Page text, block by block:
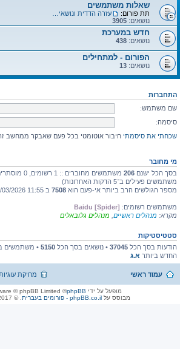
שאלות משתמשים
תת פורום:
נושאים: 3905
חדש במערכת
נושאים: 438
הפורום - למתחילים
נושאים: 13
התחברות
שם משתמש:
סיסמה:
שכחתי את סיסמתי חיבור אוטומטי בכל פעם שאבקר ממחשב
מי מחובר
בסך הכל ישנם 206
משתמשים פעילים ב־5 הדקות האחרונות)
מספר הגולשים הרב ביותר אי-פעם הוא 7508 ב 11:55 06/03/2026
משתמשים רשומים: Baidu [Spider]
מקרא: מנהלים ראשיים מנהלים גלובאלים
סטטיסטיקות
הודעות בסך הכל 37045 • נושאים בסך הכל 5150 • משתמשים
החדש ביותר א.ג
עמוד ראשי מחיקת
מופעל על ידי phpBB
® Forum Software © phpBB Limited
מבוסס על phpBB.co.il - פורומים בעברית . © 2017 - phpBB.co.il.